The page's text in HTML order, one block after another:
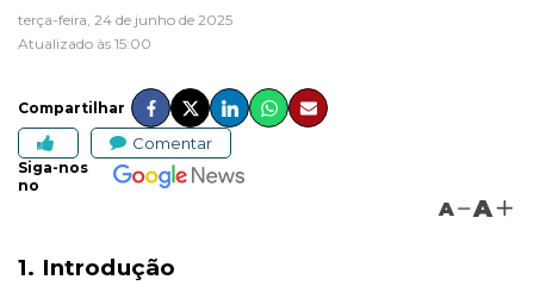
terça-feira, 24 de junho de 2025
Atualizado às 15:00
Compartilhar
Comentar
Siga-nos
no
A A
1. Introdução